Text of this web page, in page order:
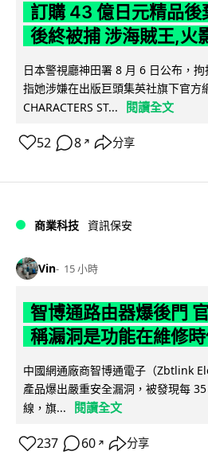
訂購 43 億日元精品後
後終被捕 涉海賊王,火
日本警視廳神田署 8 月 6 日公布，
指她涉嫌在出版巨頭集英社旗下官方
CHARACTERS ST...
閱讀全文
52 8 ↗ 分享
商業科技 資訊保安
Vin 15 小時
智博通路由器爆後門
稱漏洞是功能在維修時
中國網通廠商智博通電子（Zbtlink
產品爆出嚴重安全漏洞，被發現每
線，旗...
閱讀全文
237 60 ↗ 分享